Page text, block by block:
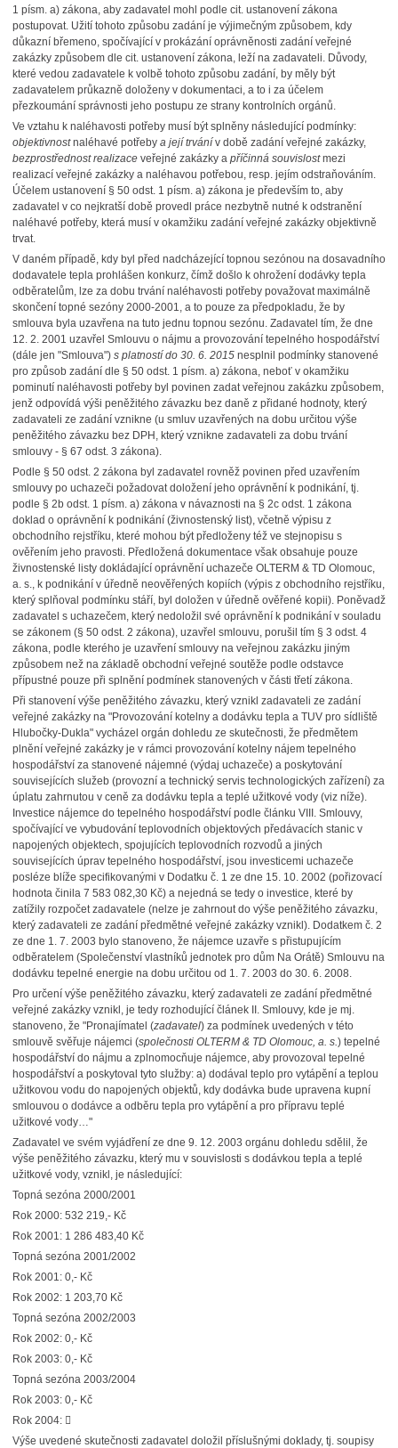
1 písm. a) zákona, aby zadavatel mohl podle cit. ustanovení zákona
postupovat. Užití tohoto způsobu zadání je výjimečným způsobem, kdy
důkazní břemeno, spočívající v prokázání oprávněnosti zadání veřejné
zakázky způsobem dle cit. ustanovení zákona, leží na zadavateli. Důvody,
které vedou zadavatele k volbě tohoto způsobu zadání, by měly být
zadavatelem průkazně doloženy v dokumentaci, a to i za účelem
přezkoumání správnosti jeho postupu ze strany kontrolních orgánů.
Ve vztahu k naléhavosti potřeby musí být splněny následující podmínky:
objektivnostnaléhavé potřeby a její trvánív době zadání veřejné zakázky,
bezprostřednost realizaceveřejné zakázky a příčinná souvislostmezi
realizací veřejné zakázky a naléhavou potřebou, resp. jejím odstraňováním.
Účelem ustanovení § 50 odst. 1 písm. a) zákona je především to, aby
zadavatel v co nejkratší době provedl práce nezbytně nutné k odstranění
naléhavé potřeby, která musí v okamžiku zadání veřejné zakázky objektivně
trvat.
V daném případě, kdy byl před nadcházející topnou sezónou na dosavadního
dodavatele tepla prohlášen konkurz, čímž došlo k ohrožení dodávky tepla
odběratelům, lze za dobu trvání naléhavosti potřeby považovat maximálně
skončení topné sezóny 2000-2001, a to pouze za předpokladu, že by
smlouva byla uzavřena na tuto jednu topnou sezónu. Zadavatel tím, že dne
12. 2. 2001 uzavřel Smlouvu o nájmu a provozování tepelného hospodářství
(dále jen "Smlouva") s platností do 30. 6. 2015 nesplnil podmínky stanovené
pro způsob zadání dle § 50 odst. 1 písm. a) zákona, neboť v okamžiku
pominutí naléhavosti potřeby byl povinen zadat veřejnou zakázku způsobem,
jenž odpovídá výši peněžitého závazku bez daně z přidané hodnoty, který
zadavateli ze zadání vznikne (u smluv uzavřených na dobu určitou výše
peněžitého závazku bez DPH, který vznikne zadavateli za dobu trvání
smlouvy - § 67 odst. 3 zákona).
Podle § 50 odst. 2 zákona byl zadavatel rovněž povinen před uzavřením
smlouvy po uchazeči požadovat doložení jeho oprávnění k podnikání, tj.
podle § 2b odst. 1 písm. a) zákona v návaznosti na § 2c odst. 1 zákona
doklad o oprávnění k podnikání (živnostenský list), včetně výpisu z
obchodního rejstříku, které mohou být předloženy též ve stejnopisu s
ověřením jeho pravosti. Předložená dokumentace však obsahuje pouze
živnostenské listy dokládající oprávnění uchazeče OLTERM & TD Olomouc,
a. s., k podnikání v úředně neověřených kopiích (výpis z obchodního rejstříku,
který splňoval podmínku stáří, byl doložen v úředně ověřené kopii). Poněvadž
zadavatel s uchazečem, který nedoložil své oprávnění k podnikání v souladu
se zákonem (§ 50 odst. 2 zákona), uzavřel smlouvu, porušil tím § 3 odst. 4
zákona, podle kterého je uzavření smlouvy na veřejnou zakázku jiným
způsobem než na základě obchodní veřejné soutěže podle odstavce
přípustné pouze při splnění podmínek stanovených v části třetí zákona.
Při stanovení výše peněžitého závazku, který vznikl zadavateli ze zadání
veřejné zakázky na "Provozování kotelny a dodávku tepla a TUV pro sídliště
Hlubočky-Dukla" vycházel orgán dohledu ze skutečnosti, že předmětem
plnění veřejné zakázky je v rámci provozování kotelny nájem tepelného
hospodářství za stanovené nájemné (výdaj uchazeče) a poskytování
souvisejících služeb (provozní a technický servis technologických zařízení) za
úplatu zahrnutou v ceně za dodávku tepla a teplé užitkové vody (viz níže).
Investice nájemce do tepelného hospodářství podle článku VIII. Smlouvy,
spočívající ve vybudování teplovodních objektových předávacích stanic v
napojených objektech, spojujících teplovodních rozvodů a jiných
souvisejících úprav tepelného hospodářství, jsou investicemi uchazeče
posléze blíže specifikovanými v Dodatku č. 1 ze dne 15. 10. 2002 (pořizovací
hodnota činila 7 583 082,30 Kč) a nejedná se tedy o investice, které by
zatížily rozpočet zadavatele (nelze je zahrnout do výše peněžitého závazku,
který zadavateli ze zadání předmětné veřejné zakázky vznikl). Dodatkem č. 2
ze dne 1. 7. 2003 bylo stanoveno, že nájemce uzavře s přistupujícím
odběratelem (Společenství vlastníků jednotek pro dům Na Orátě) Smlouvu na
dodávku tepelné energie na dobu určitou od 1. 7. 2003 do 30. 6. 2008.
Pro určení výše peněžitého závazku, který zadavateli ze zadání předmětné
veřejné zakázky vznikl, je tedy rozhodující článek II. Smlouvy, kde je mj.
stanoveno, že "Pronajímatel (zadavatel) za podmínek uvedených v této
smlouvě svěřuje nájemci (společnosti OLTERM & TD Olomouc, a. s.) tepelné
hospodářství do nájmu a zplnomocňuje nájemce, aby provozoval tepelné
hospodářství a poskytoval tyto služby: a) dodával teplo pro vytápění a teplou
užitkovou vodu do napojených objektů, kdy dodávka bude upravena kupní
smlouvou o dodávce a odběru tepla pro vytápění a pro přípravu teplé
užitkové vody…"
Zadavatel ve svém vyjádření ze dne 9. 12. 2003 orgánu dohledu sdělil, že
výše peněžitého závazku, který mu v souvislosti s dodávkou tepla a teplé
užitkové vody, vznikl, je následující:
Topná sezóna 2000/2001
Rok 2000: 532 219,- Kč
Rok 2001: 1 286 483,40 Kč
Topná sezóna 2001/2002
Rok 2001: 0,- Kč
Rok 2002: 1 203,70 Kč
Topná sezóna 2002/2003
Rok 2002: 0,- Kč
Rok 2003: 0,- Kč
Topná sezóna 2003/2004
Rok 2003: 0,- Kč
Rok 2004: 
Výše uvedené skutečnosti zadavatel doložil příslušnými doklady, tj. soupisy